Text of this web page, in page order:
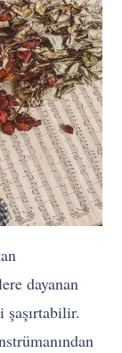
dayanan
şaşırtabilir.